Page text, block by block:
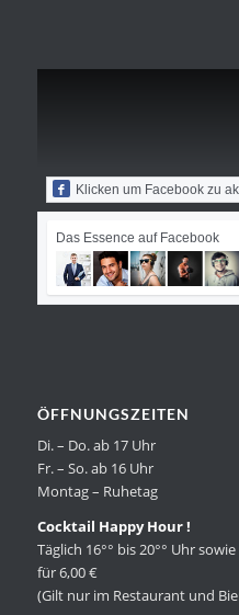
Klicken um Facebook zu
Das Essence auf Facebook
ÖFFNUNGSZEITEN
Di. – Do. ab 17 Uhr
Fr. – So. ab 16 Uhr
Montag – Ruhetag
Cocktail Happy Hour !
Täglich 16°° bis 20°° Uhr
für 6,00 €
(Gilt nur im Restaurant und